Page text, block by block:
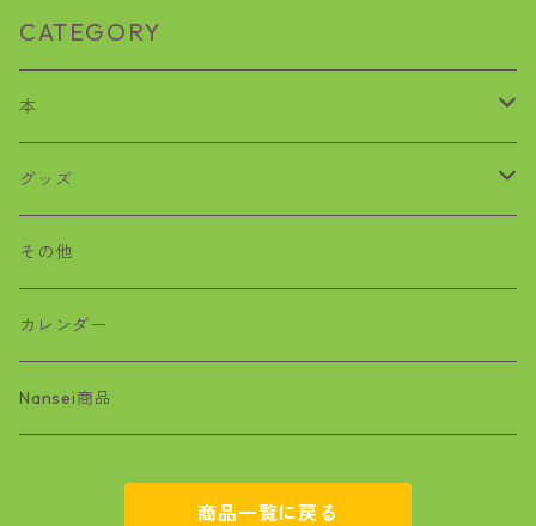
CATEGORY
本
歴史
沖縄戦
絵本
基地問題
グッズ
おばぁタイムス
ワラビー
その他
カレンダー
Nansei商品
商品一覧に戻る